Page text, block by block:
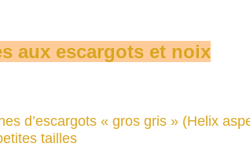
aux escargots et noix
d’escargots « gros gris » (Helix
tailles